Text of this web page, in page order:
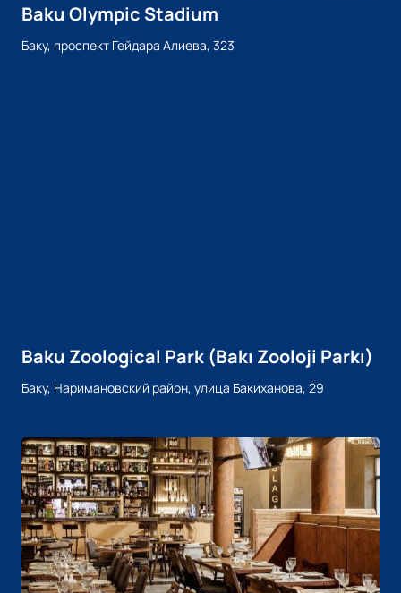
Baku Olympic Stadium
Баку, проспект Гейдара Алиева, 323
Baku Zoological Park (Bakı Zooloji Parkı)
Баку, Наримановский район, улица Бакиханова, 29